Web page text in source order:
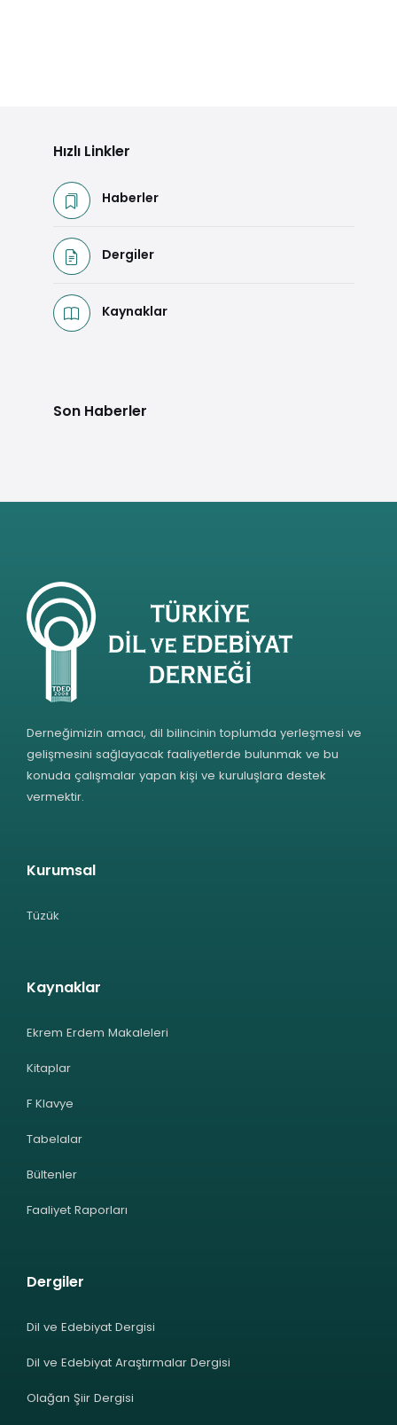
Hızlı Linkler
Haberler
Dergiler
Kaynaklar
Son Haberler
Derneğimizin amacı, dil bilincinin toplumda yerleşmesi ve
gelişmesini sağlayacak faaliyetlerde bulunmak ve bu
konuda çalışmalar yapan kişi ve kuruluşlara destek
vermektir.
Kurumsal
Tüzük
Kaynaklar
Ekrem Erdem Makaleleri
Kitaplar
F Klavye
Tabelalar
Bültenler
Faaliyet Raporları
Dergiler
Dil ve Edebiyat Dergisi
Dil ve Edebiyat Araştırmalar Dergisi
Olağan Şiir Dergisi